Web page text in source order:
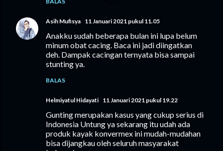
Asih Mufisya 11 Januari 2021 pukul 11.05
Anakku sudah beberapa bulan ini lupa belum
minum obat cacing. Baca ini jadi diingatkan
deh. Dampak cacingan ternyata bisa sampai
stunting ya.
BALAS
Helmiyatul Hidayati 11 Januari 2021 pukul 19.22
Gunting merupakan kasus yang cukup serius di
Indonesia Untung ya sekarang itu udah ada
produk kayak konvermex ini mudah-mudahan
bisa dijangkau oleh seluruh masyarakat